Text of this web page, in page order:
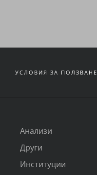
УСЛОВИЯ ЗА ПОЛЗВАНЕ
Анализи
Други
Институции